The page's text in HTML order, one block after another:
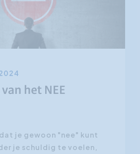
het NEE
je gewoon "nee" kunt
je schuldig te voelen,